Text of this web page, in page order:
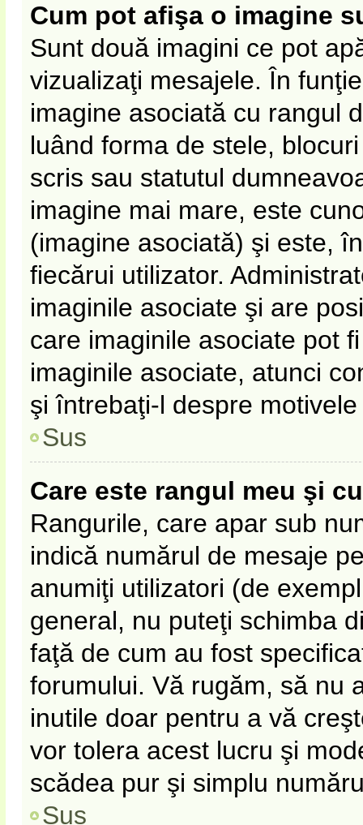
Cum pot afişa o imagine
Sunt două imagini ce pot
vizualizaţi mesajele. În
imagine asociată cu rangul
luând forma de stele,
scris sau statutul
imagine mai mare, este
(imagine asociată) şi este,
fiecărui utilizator.
imaginile asociate şi are
care imaginile asociate pot
imaginile asociate, atunci
şi întrebaţi-l despre
Sus
Care este rangul meu şi
Rangurile, care apar sub
indică numărul de mesaje
anumiţi utilizatori (de
general, nu puteţi schimba
faţă de cum au fost
forumului. Vă rugăm, să nu
inutile doar pentru a vă
vor tolera acest lucru şi
scădea pur şi simplu
Sus